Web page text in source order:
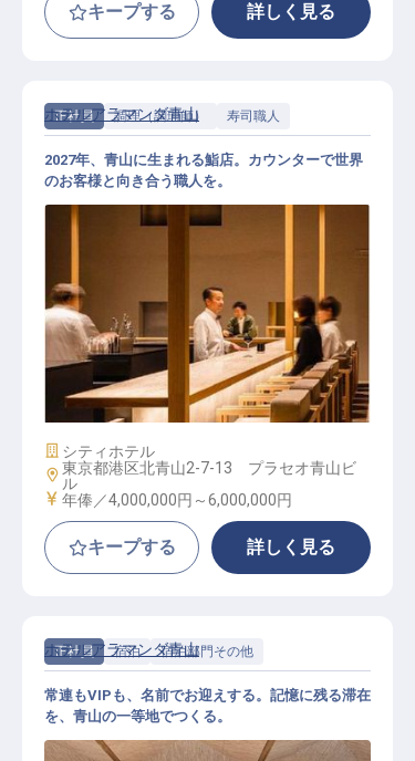
キープする 詳しく見る
正社員 調理（調理師） 寿司職人
鮨職人（握り）│年俸400万円～600
万円／2027年新設の鮨店／ラグジュ
アリーホテルのカウンターで握る
ホテルアラマンダ青山
2027年、青山に生まれる鮨店。カウンターで世界
のお客様と向き合う職人を。
施設業態
シティホテル
勤務地
東京都港区北青山2-7-13 プラセオ青山ビ
ル
給与
年俸／4,000,000円～6,000,000円
キープする 詳しく見る
正社員 宿泊 宿泊部門その他
ホテルアラマンダ青山
常連もVIPも、名前でお迎えする。記憶に残る滞在
を、青山の一等地でつくる。